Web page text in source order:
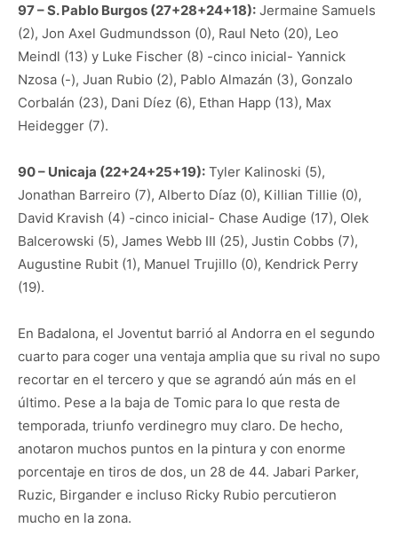
97 – S. Pablo Burgos (27+28+24+18): Jermaine Samuels
(2), Jon Axel Gudmundsson (0), Raul Neto (20), Leo
Meindl (13) y Luke Fischer (8) -cinco inicial- Yannick
Nzosa (-), Juan Rubio (2), Pablo Almazán (3), Gonzalo
Corbalán (23), Dani Díez (6), Ethan Happ (13), Max
Heidegger (7).
90 – Unicaja (22+24+25+19): Tyler Kalinoski (5),
Jonathan Barreiro (7), Alberto Díaz (0), Killian Tillie (0),
David Kravish (4) -cinco inicial- Chase Audige (17), Olek
Balcerowski (5), James Webb III (25), Justin Cobbs (7),
Augustine Rubit (1), Manuel Trujillo (0), Kendrick Perry
(19).
En Badalona, el Joventut barrió al Andorra en el segundo
cuarto para coger una ventaja amplia que su rival no supo
recortar en el tercero y que se agrandó aún más en el
último. Pese a la baja de Tomic para lo que resta de
temporada, triunfo verdinegro muy claro. De hecho,
anotaron muchos puntos en la pintura y con enorme
porcentaje en tiros de dos, un 28 de 44. Jabari Parker,
Ruzic, Birgander e incluso Ricky Rubio percutieron
mucho en la zona.